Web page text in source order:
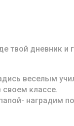
твой дневник и
веселым
классе.
наградим